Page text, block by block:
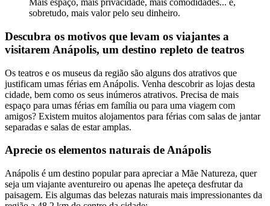
Mais espaço, mais privacidade, mais comodidades... e,
sobretudo, mais valor pelo seu dinheiro.
Descubra os motivos que levam os viajantes a
visitarem Anápolis, um destino repleto de teatros
Os teatros e os museus da região são alguns dos atrativos que
justificam umas férias em Anápolis. Venha descobrir as lojas desta
cidade, bem como os seus inúmeros atrativos. Precisa de mais
espaço para umas férias em família ou para uma viagem com
amigos? Existem muitos alojamentos para férias com salas de jantar
separadas e salas de estar amplas.
Aprecie os elementos naturais de Anápolis
Anápolis é um destino popular para apreciar a Mãe Natureza, quer
seja um viajante aventureiro ou apenas lhe apeteça desfrutar da
paisagem. Eis algumas das belezas naturais mais impressionantes da